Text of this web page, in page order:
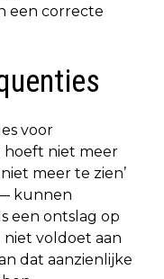
een correcte
voor
hoeft niet meer
meer te zien’
kunnen
een ontslag op
niet voldoet aan
dat aanzienlijke